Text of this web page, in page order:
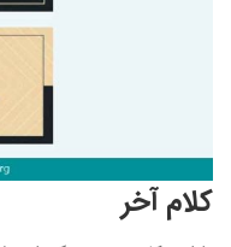
کلام آخر